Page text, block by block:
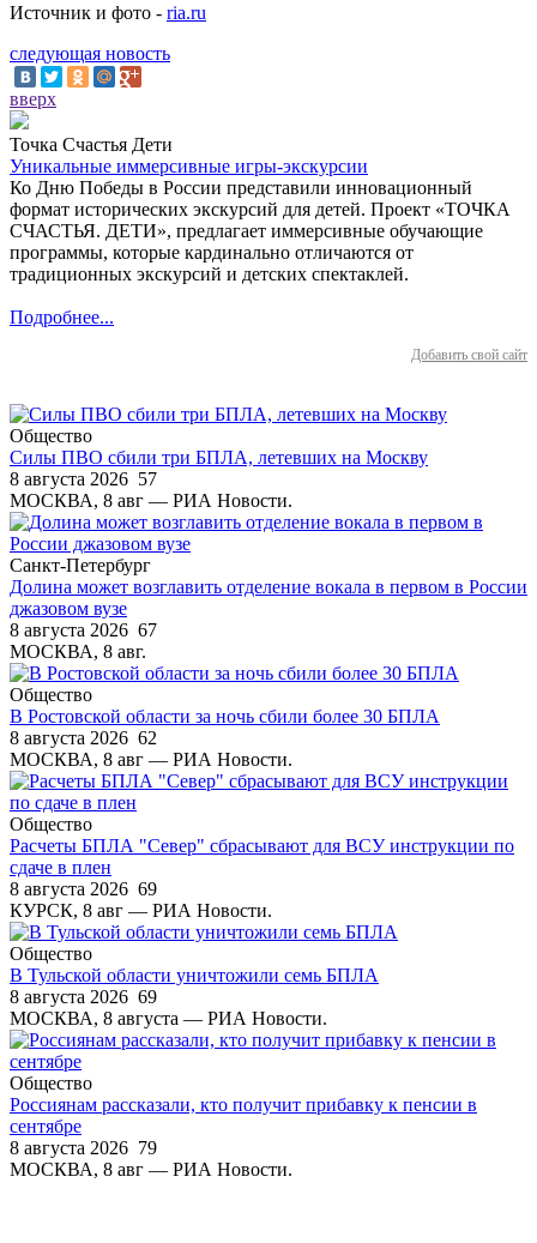
Источник и фото - ria.ru
следующая новость
вверх
Точка Счастья Дети
Уникальные иммерсивные игры-экскурсии
Ко Дню Победы в России представили инновационный
формат исторических экскурсий для детей. Проект «ТОЧКА
СЧАСТЬЯ. ДЕТИ», предлагает иммерсивные обучающие
программы, которые кардинально отличаются от
традиционных экскурсий и детских спектаклей.
Подробнее...
Добавить свой сайт
Общество
Силы ПВО сбили три БПЛА, летевших на Москву
8 августа 2026 57
МОСКВА, 8 авг — РИА Новости.
Санкт-Петербург
Долина может возглавить отделение вокала в первом в России
джазовом вузе
8 августа 2026 67
МОСКВА, 8 авг.
Общество
В Ростовской области за ночь сбили более 30 БПЛА
8 августа 2026 62
МОСКВА, 8 авг — РИА Новости.
Общество
Расчеты БПЛА "Север" сбрасывают для ВСУ инструкции по
сдаче в плен
8 августа 2026 69
КУРСК, 8 авг — РИА Новости.
Общество
В Тульской области уничтожили семь БПЛА
8 августа 2026 69
МОСКВА, 8 августа — РИА Новости.
Общество
Россиянам рассказали, кто получит прибавку к пенсии в
сентябре
8 августа 2026 79
МОСКВА, 8 авг — РИА Новости.